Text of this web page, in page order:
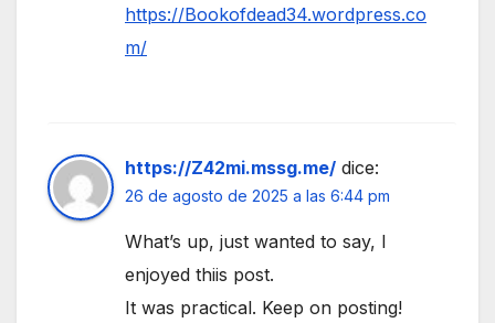
https://Bookofdead34.wordpress.co
m/
https://Z42mi.mssg.me/ dice:
26 de agosto de 2025 a las 6:44 pm
What’s up, just wanted to say, I
enjoyed thiis post.
It was practical. Keep on posting!